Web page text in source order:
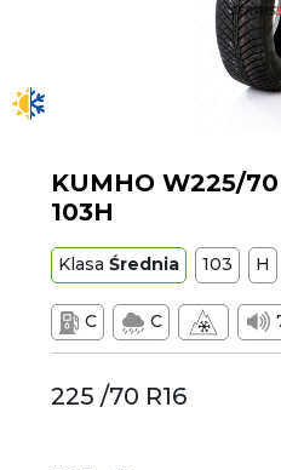
KUMHO W225/70
103H
KlasaŚrednia 103 H
C C
225 /70 R16